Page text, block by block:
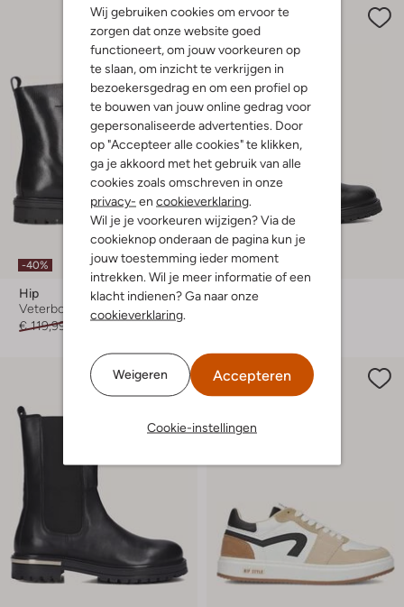
Wij gebruiken cookies om ervoor te
zorgen dat onze website goed
functioneert, om jouw voorkeuren op
te slaan, om inzicht te verkrijgen in
bezoekersgedrag en om een profiel op
te bouwen van jouw online gedrag voor
gepersonaliseerde advertenties. Door
op "Accepteer alle cookies" te klikken,
ga je akkoord met het gebruik van alle
cookies zoals omschreven in onze
privacy- en cookieverklaring
Wil je je voorkeuren wijzigen? Via de
cookieknop onderaan de pagina kun je
jouw toestemming ieder moment
intrekken. Wil je meer informatie of een
klacht indienen? Ga naar onze
cookieverklaring
Weigeren Accepteren
Cookie-instellingen
-40%
Hip
Veterboots
€ 119,99
€ 71,99
-30%
Hip